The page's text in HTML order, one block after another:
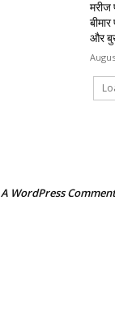
मरीज
और
A WordPress